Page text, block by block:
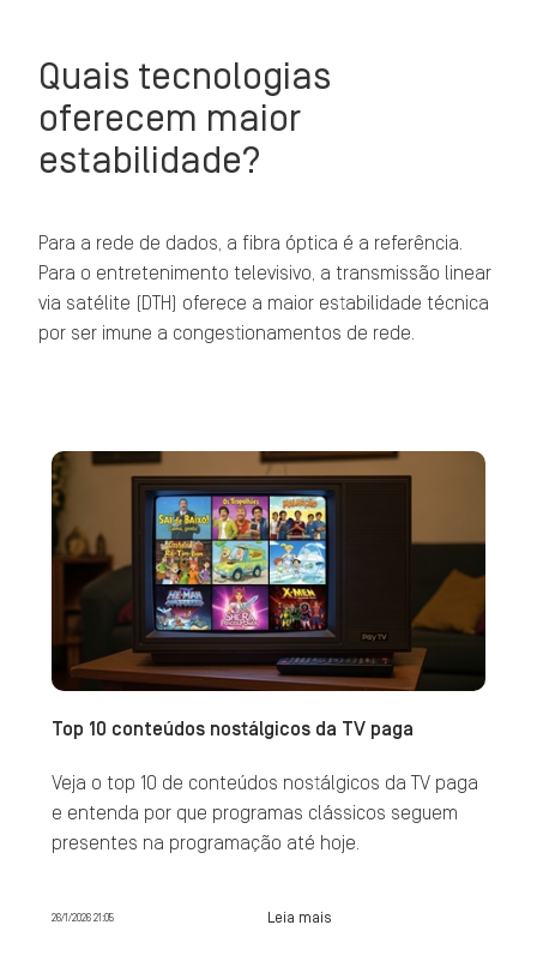
Quais tecnologias
oferecem maior
estabilidade?
Para a rede de dados, a fibra óptica é a referência.
Para o entretenimento televisivo, a transmissão linear
via satélite (DTH) oferece a maior estabilidade técnica
por ser imune a congestionamentos de rede.
Top 10 conteúdos nostálgicos da TV paga
Veja o top 10 de conteúdos nostálgicos da TV paga
e entenda por que programas clássicos seguem
presentes na programação até hoje.
26/1/2026 21:05 Leia mais